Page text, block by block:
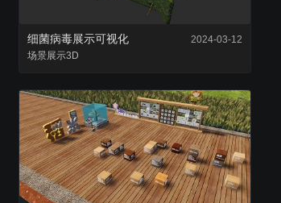
内置3D渲染引擎
资产库
复用已有组件，降低项目成本
细菌病毒展示可视化
2024-03-12
场景展示3D